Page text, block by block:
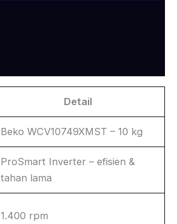
Detail
Beko WCV10749XMST – 10 kg
ProSmart Inverter – efisien &
tahan lama
1.400 rpm